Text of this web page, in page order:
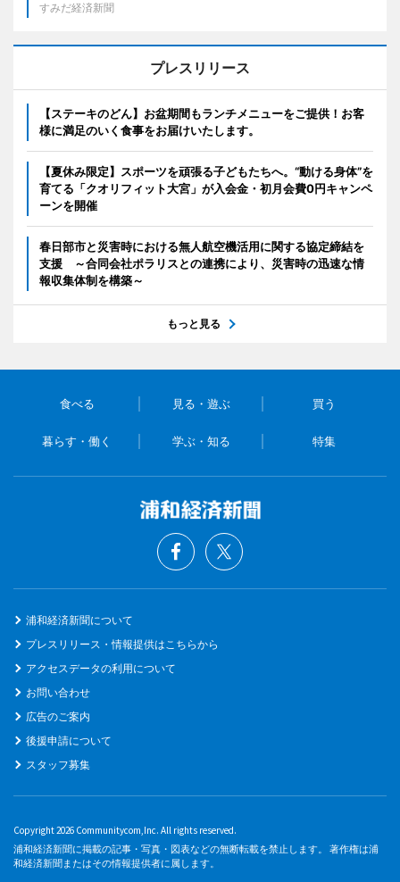
すみだ経済新聞
プレスリリース
【ステーキのどん】お盆期間もランチメニューをご提供！お客
様に満足のいく食事をお届けいたします。
【夏休み限定】スポーツを頑張る子どもたちへ。“動ける身体”を
育てる「クオリフィット大宮」が入会金・初月会費0円キャンペ
ーンを開催
春日部市と災害時における無人航空機活用に関する協定締結を
支援 ～合同会社ポラリスとの連携により、災害時の迅速な情
報収集体制を構築～
もっと見る
食べる 見る・遊ぶ 買う
暮らす・働く 学ぶ・知る 特集
浦和経済新聞について
プレスリリース・情報提供はこちらから
アクセスデータの利用について
お問い合わせ
広告のご案内
後援申請について
スタッフ募集
Copyright 2026 Communitycom,Inc. All rights reserved.
浦和経済新聞に掲載の記事・写真・図表などの無断転載を禁止します。 著作権は浦
和経済新聞またはその情報提供者に属します。